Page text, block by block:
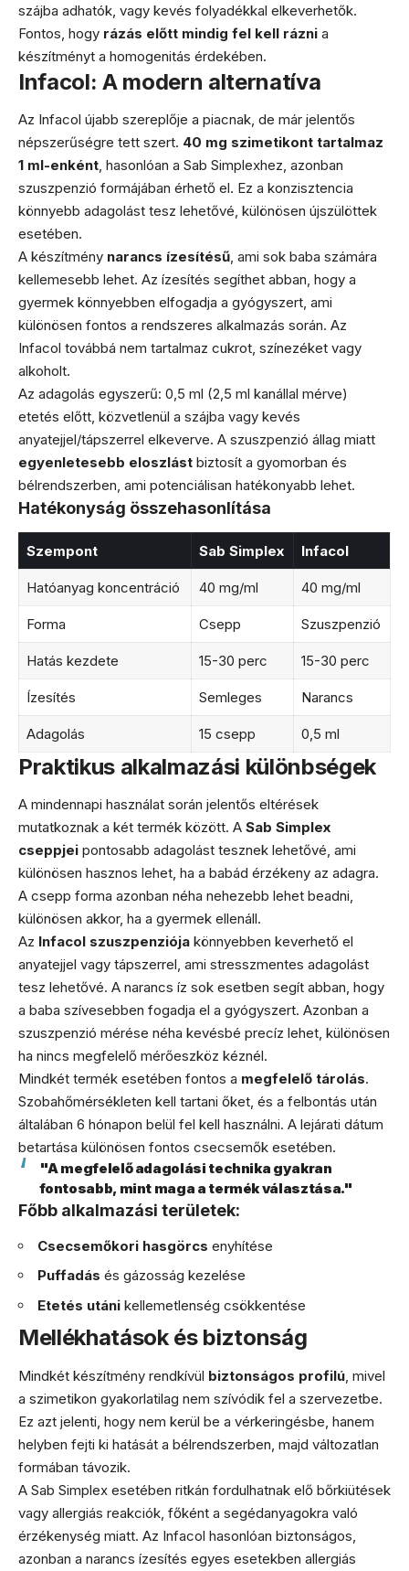
szájba adhatók, vagy kevés folyadékkal elkeverhetők.
Fontos, hogy rázás előtt mindig fel kell rázni a
készítményt a homogenitás érdekében.
Infacol: A modern alternatíva
Az Infacol újabb szereplője a piacnak, de már jelentős
népszerűségre tett szert. 40 mg szimetikont tartalmaz
1 ml-enként, hasonlóan a Sab Simplexhez, azonban
szuszpenzió formájában érhető el. Ez a konzisztencia
könnyebb adagolást tesz lehetővé, különösen újszülöttek
esetében.
A készítmény narancs ízesítésű, ami sok baba számára
kellemesebb lehet. Az ízesítés segíthet abban, hogy a
gyermek könnyebben elfogadja a gyógyszert, ami
különösen fontos a rendszeres alkalmazás során. Az
Infacol továbbá nem tartalmaz cukrot, színezéket vagy
alkoholt.
Az adagolás egyszerű: 0,5 ml (2,5 ml kanállal mérve)
etetés előtt, közvetlenül a szájba vagy kevés
anyatejjel/tápszerrel elkeverve. A szuszpenzió állag miatt
egyenletesebb eloszlást biztosít a gyomorban és
bélrendszerben, ami potenciálisan hatékonyabb lehet.
Hatékonyság összehasonlítása
Szempont Sab Simplex Infacol
Hatóanyag koncentráció 40 mg/ml 40 mg/ml
Forma Csepp Szuszpenzió
Hatás kezdete 15-30 perc 15-30 perc
Ízesítés Semleges Narancs
Adagolás 15 csepp 0,5 ml
Praktikus alkalmazási különbségek
A mindennapi használat során jelentős eltérések
mutatkoznak a két termék között. A Sab Simplex
cseppjei pontosabb adagolást tesznek lehetővé, ami
különösen hasznos lehet, ha a babád érzékeny az adagra.
A csepp forma azonban néha nehezebb lehet beadni,
különösen akkor, ha a gyermek ellenáll.
Az Infacol szuszpenziója könnyebben keverhető el
anyatejjel vagy tápszerrel, ami stresszmentes adagolást
tesz lehetővé. A narancs íz sok esetben segít abban, hogy
a baba szívesebben fogadja el a gyógyszert. Azonban a
szuszpenzió mérése néha kevésbé precíz lehet, különösen
ha nincs megfelelő mérőeszköz kéznél.
Mindkét termék esetében fontos a megfelelő tárolás.
Szobahőmérsékleten kell tartani őket, és a felbontás után
általában 6 hónapon belül fel kell használni. A lejárati dátum
betartása különösen fontos csecsemők esetében.
"A megfelelő adagolási technika gyakran
fontosabb, mint maga a termék választása."
Főbb alkalmazási területek:
Csecsemőkori hasgörcs enyhítése
Puffadás és gázosság kezelése
Etetés utáni kellemetlenség csökkentése
Mellékhatások és biztonság
Mindkét készítmény rendkívül biztonságos profilú, mivel
a szimetikon gyakorlatilag nem szívódik fel a szervezetbe.
Ez azt jelenti, hogy nem kerül be a vérkeringésbe, hanem
helyben fejti ki hatását a bélrendszerben, majd változatlan
formában távozik.
A Sab Simplex esetében ritkán fordulhatnak elő bőrkiütések
vagy allergiás reakciók, főként a segédanyagokra való
érzékenység miatt. Az Infacol hasonlóan biztonságos,
azonban a narancs ízesítés egyes esetekben allergiás